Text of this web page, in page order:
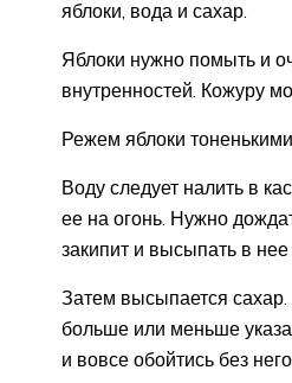
яблоки, вода и сахар.
Яблоки нужно помыть и
внутренностей. Кожуру
Режем яблоки
Воду следует налить в
ее на огонь. Нужно
закипит и высыпать в нее
Затем высыпается
больше или меньше
и вовсе обойтись без него.